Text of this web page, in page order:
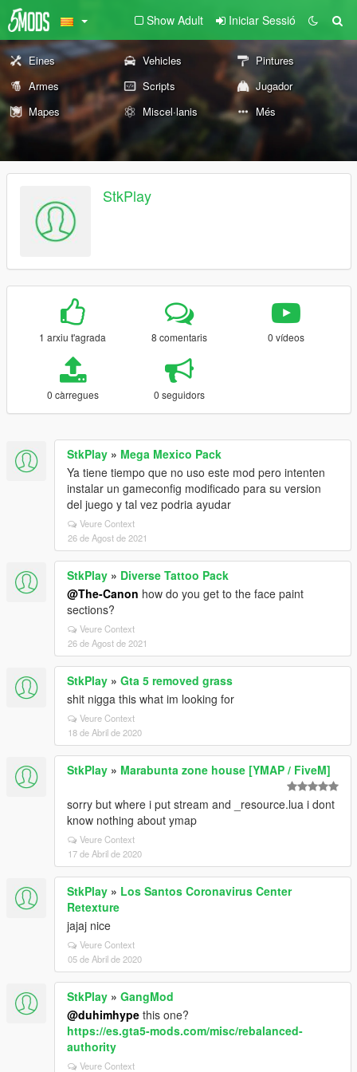
Show Adult Iniciar Sessió
Eines Vehicles
Pintures
Armes
Scripts
Jugador
Mapes
Miscel·lanis Més
StkPlay
1 arxiu t'agrada 8 comentaris 0 vídeos
0 càrregues 0 seguidors
StkPlay » Mega Mexico Pack
Ya tiene tiempo que no uso este mod pero intenten
instalar un gameconfig modificado para su version
del juego y tal vez podria ayudar
Veure Context
26 de Agost de 2021
StkPlay » Diverse Tattoo Pack
@The-Canon how do you get to the face paint
sections?
Veure Context
26 de Agost de 2021
StkPlay » Gta 5 removed grass
shit nigga this what im looking for
Veure Context
18 de Abril de 2020
StkPlay » Marabunta zone house [YMAP / FiveM]
sorry but where i put stream and _resource.lua i dont
know nothing about ymap
Veure Context
17 de Abril de 2020
StkPlay » Los Santos Coronavirus Center
Retexture
jajaj nice
Veure Context
05 de Abril de 2020
StkPlay » GangMod
@duhimhype this one?
https://es.gta5-mods.com/misc/rebalanced-
authority
Veure Context